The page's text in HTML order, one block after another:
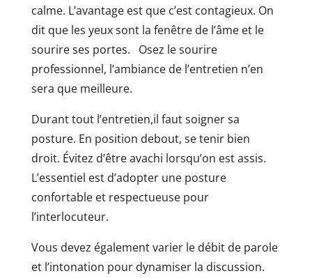
calme. L’avantage est que c’est contagieux. On
dit que les yeux sont la fenêtre de l’âme et le
sourire ses portes. Osez le sourire
professionnel, l’ambiance de l’entretien n’en
sera que meilleure.
Durant tout l’entretien,il faut soigner sa
posture. En position debout, se tenir bien
droit. Évitez d’être avachi lorsqu’on est assis.
L’essentiel est d’adopter une posture
confortable et respectueuse pour
l’interlocuteur.
Vous devez également varier le débit de parole
et l’intonation pour dynamiser la discussion.